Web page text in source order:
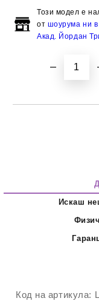
Този модел е
от шоурума ни в
Акад. Йордан
Искаш
Код на артикула: